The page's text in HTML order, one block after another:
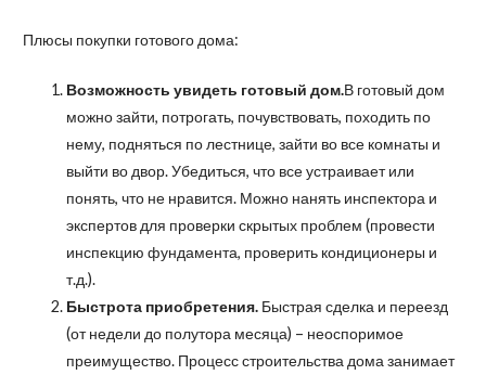
Плюсы покупки готового дома:
Возможность увидеть готовый дом.В готовый дом
можно зайти, потрогать, почувствовать, походить по
нему, подняться по лестнице, зайти во все комнаты и
выйти во двор. Убедиться, что все устраивает или
понять, что не нравится. Можно нанять инспектора и
экспертов для проверки скрытых проблем (провести
инспекцию фундамента, проверить кондиционеры и
т.д.).
Быстрота приобретения. Быстрая сделка и переезд
(от недели до полутора месяца) – неоспоримое
преимущество. Процесс строительства дома занимает